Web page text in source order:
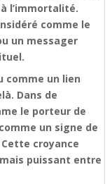
l’immortalité.
comme le
un messager
comme un lien
Dans de
le porteur de
un signe de
croyance
puissant entre